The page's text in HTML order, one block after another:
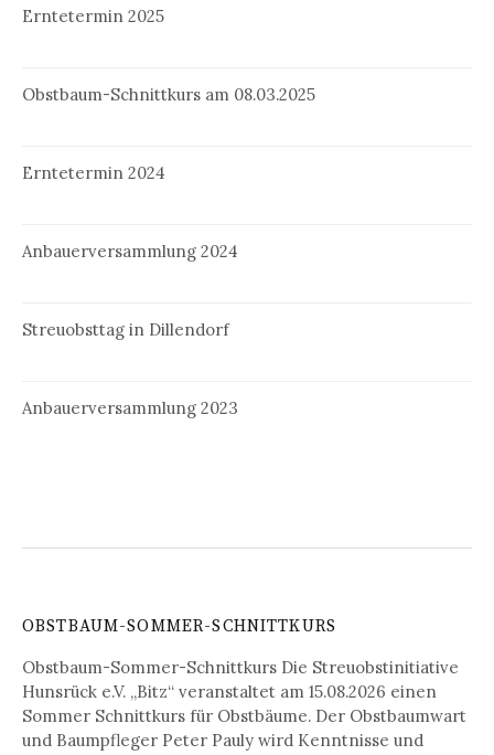
Erntetermin 2025
Obstbaum-Schnittkurs am 08.03.2025
Erntetermin 2024
Anbauerversammlung 2024
Streuobsttag in Dillendorf
Anbauerversammlung 2023
OBSTBAUM-SOMMER-SCHNITTKURS
Obstbaum-Sommer-Schnittkurs Die Streuobstinitiative
Hunsrück e.V. „Bitz“ veranstaltet am 15.08.2026 einen
Sommer Schnittkurs für Obstbäume. Der Obstbaumwart
und Baumpfleger Peter Pauly wird Kenntnisse und